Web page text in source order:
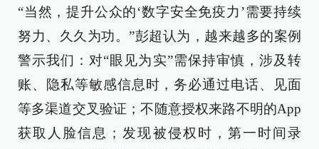
“当然，提升公众的‘数字安全免疫力’需要持续
努力、久久为功。”彭超认为，越来越多的案例
警示我们：对“眼见为实”需保持审慎，涉及转
账、隐私等敏感信息时，务必通过电话、见面
等多渠道交叉验证；不随意授权来路不明的App
获取人脸信息；发现被侵权时，第一时间录